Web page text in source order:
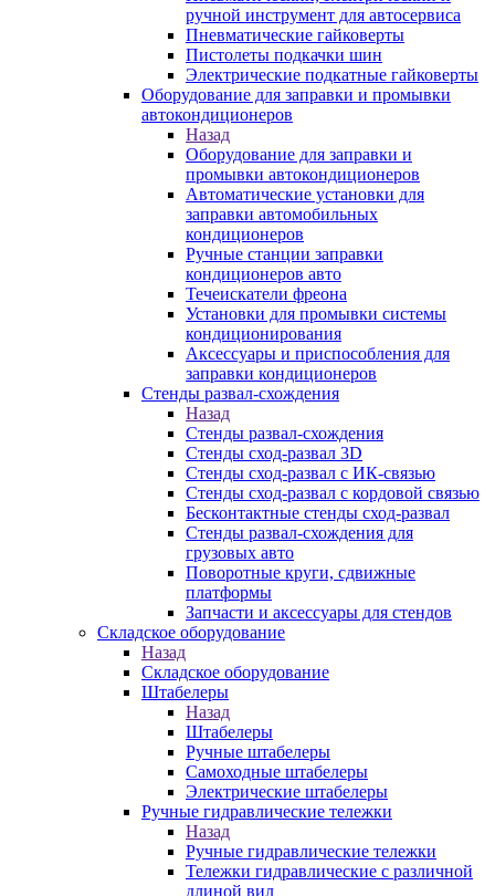
ручной инструмент для автосервиса
Пневматические гайковерты
Пистолеты подкачки шин
Электрические подкатные гайковерты
Оборудование для заправки и промывки
автокондиционеров
Назад
Оборудование для заправки и
промывки автокондиционеров
Автоматические установки для
заправки автомобильных
кондиционеров
Ручные станции заправки
кондиционеров авто
Течеискатели фреона
Установки для промывки системы
кондиционирования
Аксессуары и приспособления для
заправки кондиционеров
Стенды развал-схождения
Назад
Стенды развал-схождения
Стенды сход-развал 3D
Стенды сход-развал с ИК-связью
Стенды сход-развал с кордовой связью
Бесконтактные стенды сход-развал
Стенды развал-схождения для
грузовых авто
Поворотные круги, сдвижные
платформы
Запчасти и аксессуары для стендов
Складское оборудование
Назад
Складское оборудование
Штабелеры
Назад
Штабелеры
Ручные штабелеры
Самоходные штабелеры
Электрические штабелеры
Ручные гидравлические тележки
Назад
Ручные гидравлические тележки
Тележки гидравлические с различной
длиной вил